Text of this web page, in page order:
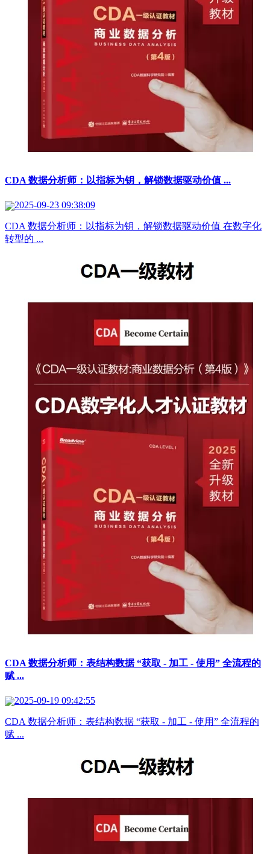
CDA 数据分析师：以指标为钥，解锁数据驱动价值 ...
2025-09-23 09:38:09
CDA 数据分析师：以指标为钥，解锁数据驱动价值 在数字化
转型的 ...
CDA 数据分析师：表结构数据 “获取 - 加工 - 使用” 全流程的
赋 ...
2025-09-19 09:42:55
CDA 数据分析师：表结构数据 “获取 - 加工 - 使用” 全流程的
赋 ...